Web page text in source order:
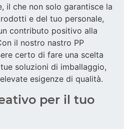
il che non solo garantisce la
e del tuo personale,
contributo positivo alla
il nostro nastro PP
certo di fare una scelta
soluzioni di imballaggio,
esigenze di qualità.
per il tuo